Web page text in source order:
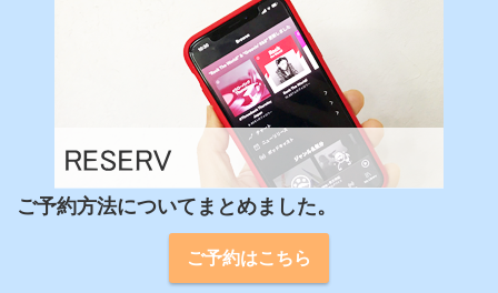
ご予約方法についてまとめました。
ご予約はこちら